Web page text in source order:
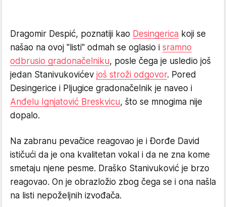
Dragomir Despić, poznatiji kao Desingerica koji se
našao na ovoj "listi" odmah se oglasio i sramno
odbrusio gradonačelniku, posle čega je usledio još
jedan Stanivukovićev još stroži odgovor. Pored
Desingerice i Pljugice gradonačelnik je naveo i
Anđelu Ignjatović Breskvicu, što se mnogima nije
dopalo.
Na zabranu pevačice reagovao je i Đorđe David
ističući da je ona kvalitetan vokal i da ne zna kome
smetaju njene pesme. Draško Stanivuković je brzo
reagovao. On je obrazložio zbog čega se i ona našla
na listi nepoželjnih izvođača.